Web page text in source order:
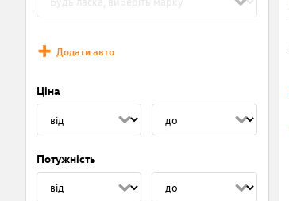
Додати авто
Ціна
Потужність